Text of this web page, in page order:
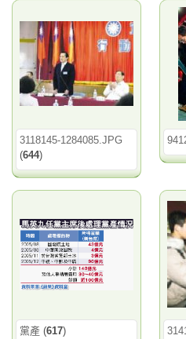
3118145-1284085.JPG
(644)
黨產 (617)